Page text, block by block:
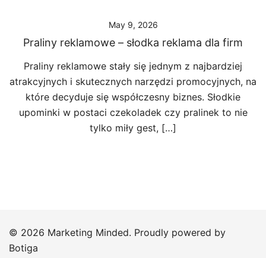
May 9, 2026
Praliny reklamowe – słodka reklama dla firm
Praliny reklamowe stały się jednym z najbardziej
atrakcyjnych i skutecznych narzędzi promocyjnych, na
które decyduje się współczesny biznes. Słodkie
upominki w postaci czekoladek czy pralinek to nie
tylko miły gest, […]
© 2026 Marketing Minded. Proudly powered by
Botiga